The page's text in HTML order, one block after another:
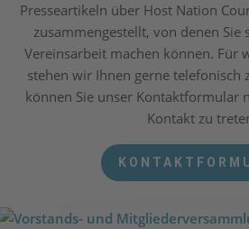
Presseartikeln über Host Nation
zusammengestellt, von denen Sie
Vereinsarbeit machen können. Für
stehen wir Ihnen gerne telefonisch
können Sie unser Kontaktformular
Kontakt zu